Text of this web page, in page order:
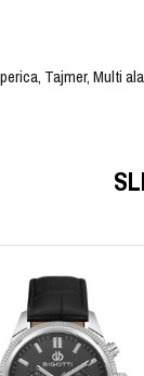
Tajmer, Multi